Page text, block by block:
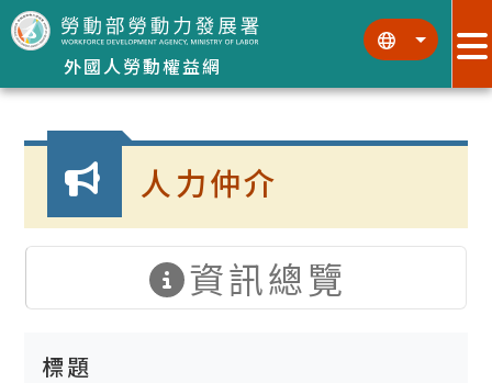
跳到主要內容區塊
外國人勞動權益網
::: :::
:::
人力仲介
資訊總覽
標題